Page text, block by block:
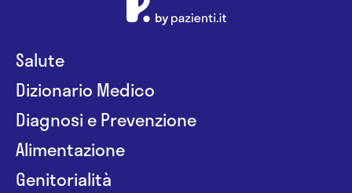
Salute
Dizionario Medico
Diagnosi e Prevenzione
Alimentazione
Genitorialità